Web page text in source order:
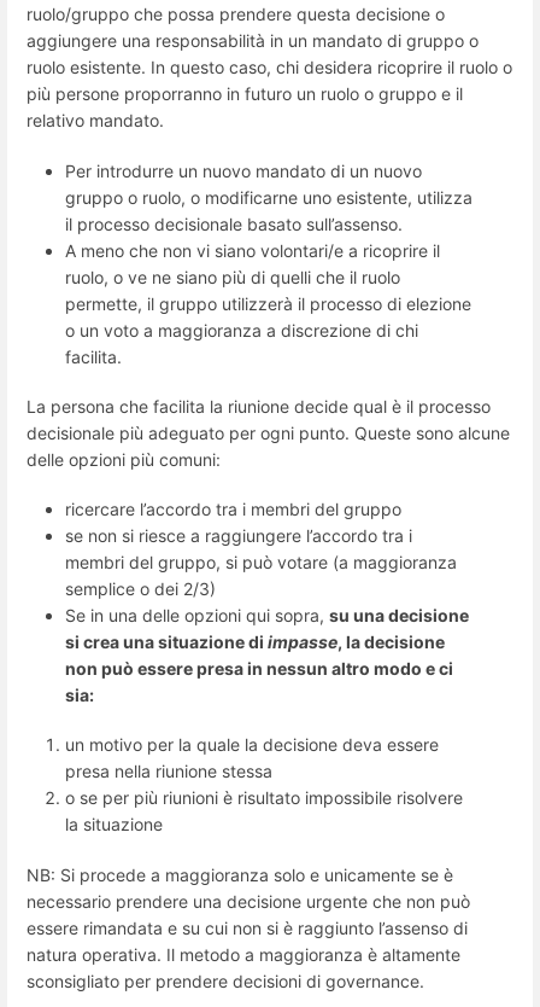
ruolo/gruppo che possa prendere questa decisione o
aggiungere una responsabilità in un mandato di gruppo o
ruolo esistente. In questo caso, chi desidera ricoprire il ruolo o
più persone proporranno in futuro un ruolo o gruppo e il
relativo mandato.
Per introdurre un nuovo mandato di un nuovo
gruppo o ruolo, o modificarne uno esistente, utilizza
il processo decisionale basato sull’assenso.
A meno che non vi siano volontari/e a ricoprire il
ruolo, o ve ne siano più di quelli che il ruolo
permette, il gruppo utilizzerà il processo di elezione
o un voto a maggioranza a discrezione di chi
facilita.
La persona che facilita la riunione decide qual è il processo
decisionale più adeguato per ogni punto. Queste sono alcune
delle opzioni più comuni:
ricercare l’accordo tra i membri del gruppo
se non si riesce a raggiungere l’accordo tra i
membri del gruppo, si può votare (a maggioranza
semplice o dei 2/3)
Se in una delle opzioni qui sopra, su una decisione
si crea una situazione di impasse, la decisione
non può essere presa in nessun altro modo e ci
sia:
un motivo per la quale la decisione deva essere
presa nella riunione stessa
o se per più riunioni è risultato impossibile risolvere
la situazione
NB: Si procede a maggioranza solo e unicamente se è
necessario prendere una decisione urgente che non può
essere rimandata e su cui non si è raggiunto l’assenso di
natura operativa. Il metodo a maggioranza è altamente
sconsigliato per prendere decisioni di governance.